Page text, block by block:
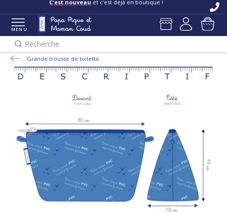
C'est nouveau et c'est déjà en boutique !
MENU
Recherche
Grande trousse de toilette